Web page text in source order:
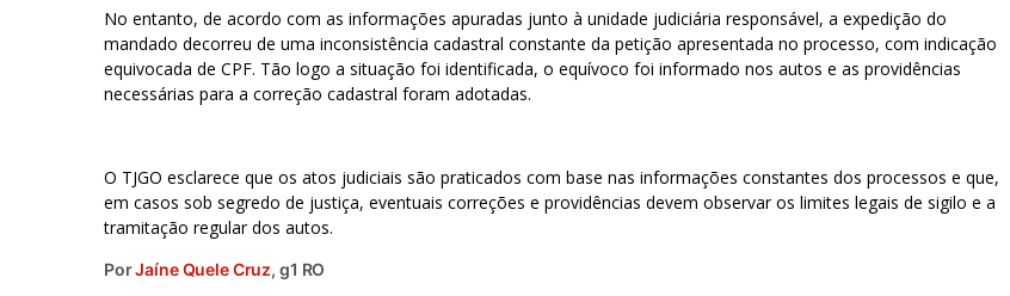
No entanto, de acordo com as informações apuradas junto à unidade judiciária responsável, a expedição do
mandado decorreu de uma inconsistência cadastral constante da petição apresentada no processo, com indicação
equivocada de CPF. Tão logo a situação foi identificada, o equívoco foi informado nos autos e as providências
necessárias para a correção cadastral foram adotadas.
O TJGO esclarece que os atos judiciais são praticados com base nas informações constantes dos processos e que,
em casos sob segredo de justiça, eventuais correções e providências devem observar os limites legais de sigilo e a
tramitação regular dos autos.
PorJaíne Quele Cruz, g1 RO